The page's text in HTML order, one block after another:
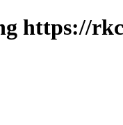
https://